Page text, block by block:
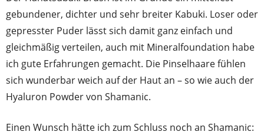
gebundener, dichter und sehr breiter Kabuki. Loser oder
gepresster Puder lässt sich damit ganz einfach und
gleichmäßig verteilen, auch mit Mineralfoundation habe
ich gute Erfahrungen gemacht. Die Pinselhaare fühlen
sich wunderbar weich auf der Haut an – so wie auch der
Hyaluron Powder von Shamanic.
Einen Wunsch hätte ich zum Schluss noch an Shamanic: